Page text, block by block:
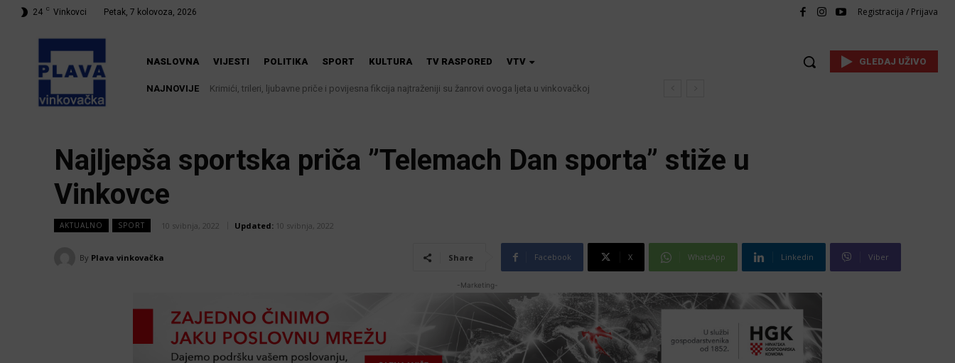
Registracija / Prijava
24 C Vinkovci Petak, 7 kolovoza, 2026
NASLOVNA VIJESTI POLITIKA SPORT KULTURA TV RASPORED VTV
NAJNOVIJE
Krimići, trileri, ljubavne priče i povijesna fikcija najtraženiji su žanrovi ovoga ljeta u vinkovačkoj
Iz Vinkovačkog vodovoda i kanalizacije najavljuju smanjenje tlaka u vodovodnoj mreži
GLEDAJ UŽIVO
Najljepša sportska priča ”Telemach Dan sporta” stiže u
Vinkovce
AKTUALNO SPORT 10 svibnja, 2022 Updated: 10 svibnja, 2022
By Plava vinkovačka Share Facebook X WhatsApp Linkedin Viber
-Marketing-